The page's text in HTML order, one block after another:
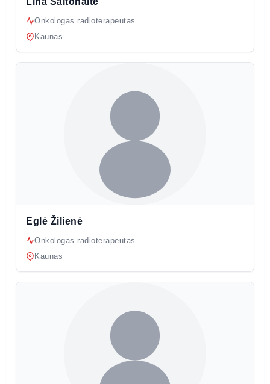
Onkologas radioterapeutas
Kaunas
Eglė Žilienė
Onkologas radioterapeutas
Kaunas